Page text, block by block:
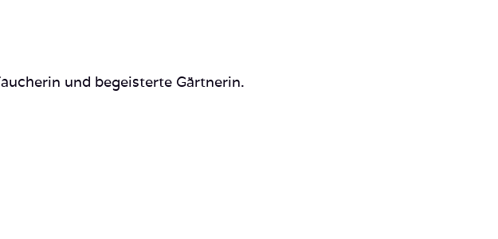
und begeisterte Gärtnerin.